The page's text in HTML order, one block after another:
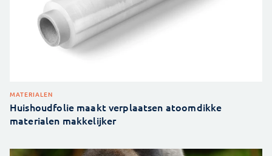
MATERIALEN
Huishoudfolie maakt verplaatsen atoomdikke
materialen makkelijker